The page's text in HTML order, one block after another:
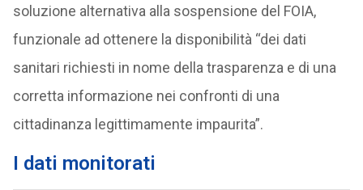
soluzione alternativa alla sospensione del FOIA,
funzionale ad ottenere la disponibilità “dei dati
sanitari richiesti in nome della trasparenza e di una
corretta informazione nei confronti di una
cittadinanza legittimamente impaurita”.
I dati monitorati